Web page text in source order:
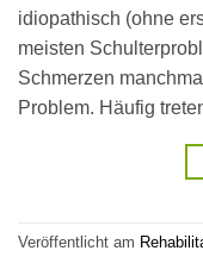
idiopathisch (ohne
meisten
Schmerzen
Problem. Häufig
Veröffentlicht am